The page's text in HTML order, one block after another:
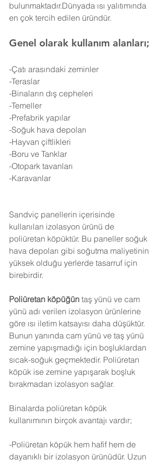
bulunmaktadır.Dünyada ısı yalıtımında
en çok tercih edilen üründür.
Genel olarak kullanım alanları;
-Çatı arasındaki zeminler
-Teraslar
-Binaların dış cepheleri
-Temeller
-Prefabrik yapılar
-Soğuk hava depoları
-Hayvan çiftlikleri
-Boru ve Tanklar
-Otopark tavanları
-Karavanlar
Sandviç panellerin içerisinde
kullanılan izolasyon ürünü de
poliüretan köpüktür. Bu paneller soğuk
hava depoları gibi soğutma maliyetinin
yüksek olduğu yerlerde tasarruf için
birebirdir.
Poliüretan köpüğün taş yünü ve cam
yünü adı verilen izolasyon ürünlerine
göre ısı iletim katsayısı daha düşüktür.
Bunun yanında cam yünü ve taş yünü
zemine yapışmadığı için boşluklardan
sıcak-soğuk geçmektedir. Poliüretan
köpük ise zemine yapışarak boşluk
bırakmadan izolasyon sağlar.
Binalarda poliüretan köpük
kullanımının birçok avantajı vardır;
-Poliüretan köpük hem hafif hem de
dayanıklı bir izolasyon ürünüdür. Uzun